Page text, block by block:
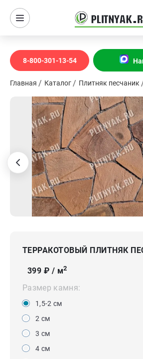
8-800-301-13-54
Главная Каталог Плитняк песчаник
ТЕРРАКОТОВЫЙ ПЛИТНЯК
399 ₽ / м2
Размер камня:
1,5-2 см
2 см
3 см
4 см